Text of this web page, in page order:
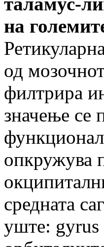
на
од
филтрира
значење се
опкружува
средната
уште: gyrus